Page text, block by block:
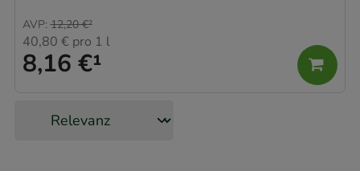
8,16 €¹
AVP: 12,20 €²
40,80 € pro 1 l